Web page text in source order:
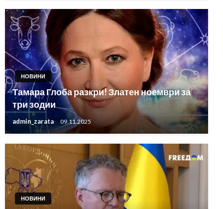
НОВИНИ
Тамара Глоба разкри! Златен ноември за
три зодии
admin_zarata 09.11.2025
НОВИНИ